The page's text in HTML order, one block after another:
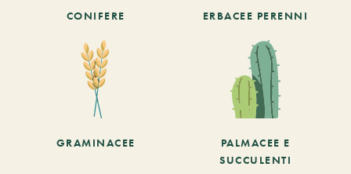
CONIFERE ERBACEE PERENNI
GRAMINACEE
PALMACEE E
SUCCULENTI